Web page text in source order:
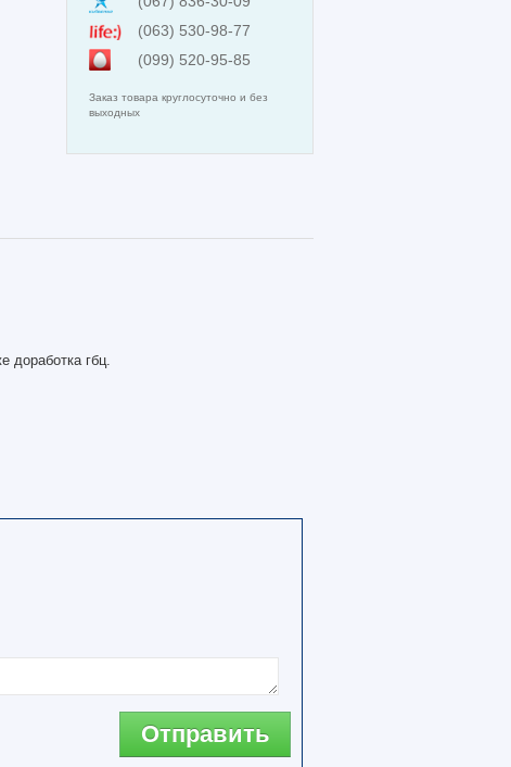
(063) 530-98-77
(099) 520-95-85
Заказ товара круглосуточно и без
выходных
доработка гбц.
Отправить